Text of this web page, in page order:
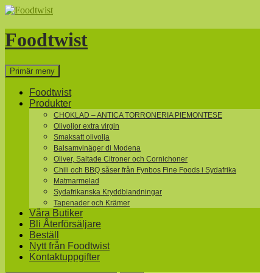
Hoppa
innehåll
Foodtwist
Sök
Primär meny
Foodtwist
Produkter
CHOKLAD – ANTICA TORRONERIA PIEMONTESE
Olivoljor extra virgin
Smaksatt olivolja
Balsamvinäger di Modena
Oliver, Saltade Citroner och Cornichoner
Chili och BBQ såser från Fynbos Fine Foods i Sydafrika
Matmarmelad
Sydafrikanska Kryddblandningar
Tapenader och Krämer
Våra Butiker
Bli Återförsäljare
Beställ
Nytt från Foodtwist
Kontaktuppgifter